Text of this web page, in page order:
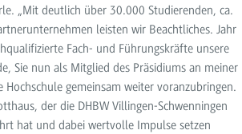
„Mit deutlich über 30.000 Studierenden, ca.
leisten wir Beachtliches. Jahr
Fach- und Führungskräfte unsere
Sie nun als Mitglied des Präsidiums an meiner
gemeinsam weiter voranzubringen.
der die DHBW Villingen-Schwenningen
hat und dabei wertvolle Impulse setzen